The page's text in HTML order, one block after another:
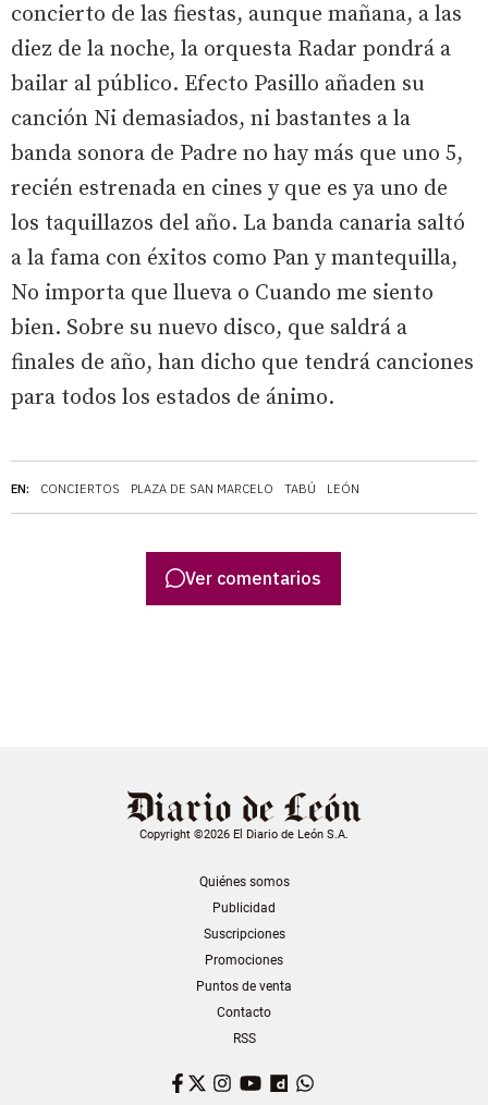
EN: CONCIERTOS PLAZA DE SAN MARCELO TABÚ LEÓN
concierto de las fiestas, aunque mañana, a las
diez de la noche, la orquesta Radar pondrá a
bailar al público. Efecto Pasillo añaden su
canción Ni demasiados, ni bastantes a la
banda sonora de Padre no hay más que uno 5,
recién estrenada en cines y que es ya uno de
los taquillazos del año. La banda canaria saltó
a la fama con éxitos como Pan y mantequilla,
No importa que llueva o Cuando me siento
bien. Sobre su nuevo disco, que saldrá a
finales de año, han dicho que tendrá canciones
para todos los estados de ánimo.
Ver comentarios
Copyright ©2026 El Diario de León S.A.
Quiénes somos
Publicidad
Suscripciones
Promociones
Puntos de venta
Contacto
RSS
Facebook
TwitterInstagram
YouTubeDailymotion